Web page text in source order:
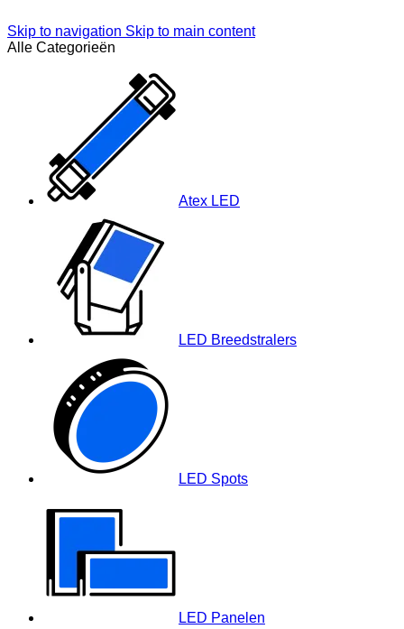
Skip to navigation Skip to main content
Alle Categorieën
Atex LED
LED Breedstralers
LED Spots
LED Panelen